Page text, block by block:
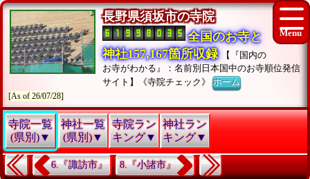
長野県須坂市の寺院
全国のお寺と
神社157,167箇所収録
【『国内の
お寺がわかる』：名前別日本国中のお寺順位発信
サイト】《寺院チェック》ホーム
[As of 26/07/28]
寺院一覧
(県別)▼
神社一覧
(県別)▼
寺院ラン
キング▼
神社ラン
キング▼
6.『諏訪市』 8.『小諸市』